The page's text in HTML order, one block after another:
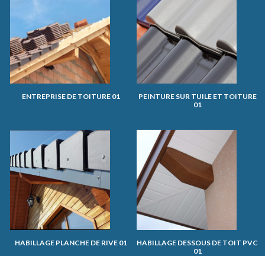
ENTREPRISE DE TOITURE 01
PEINTURE SUR TUILE ET TOITURE
01
HABILLAGE PLANCHE DE RIVE 01
HABILLAGE DESSOUS DE TOIT PVC
01